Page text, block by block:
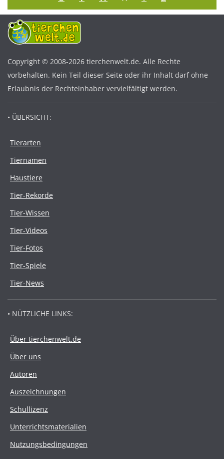
Copyright © 2008-2026 tierchenwelt.de. Alle Rechte
vorbehalten. Kein Teil dieser Seite oder ihr Inhalt darf ohne
Erlaubnis der Rechteinhaber vervielfältigt werden.
• ÜBERSICHT:
Tierarten
Tiernamen
Haustiere
Tier-Rekorde
Tier-Wissen
Tier-Videos
Tier-Fotos
Tier-Spiele
Tier-News
• NÜTZLICHE LINKS:
Über tierchenwelt.de
Über uns
Autoren
Auszeichnungen
Schullizenz
Unterrichtsmaterialien
Nutzungsbedingungen